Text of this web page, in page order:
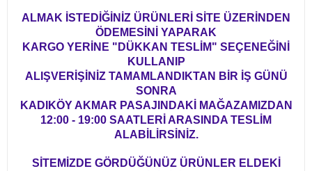
ALMAK İSTEDİĞİNİZ ÜRÜNLERİ SİTE ÜZERİNDEN
ÖDEMESİNİ YAPARAK
KARGO YERİNE "DÜKKAN TESLİM" SEÇENEĞİNİ
KULLANIP
ALIŞVERİŞİNİZ TAMAMLANDIKTAN BİR İŞ GÜNÜ
SONRA
KADIKÖY AKMAR PASAJINDAKİ MAĞAZAMIZDAN
12:00 - 19:00 SAATLERİ ARASINDA TESLİM
ALABİLİRSİNİZ.
SİTEMİZDE GÖRDÜĞÜNÜZ ÜRÜNLER ELDEKİ